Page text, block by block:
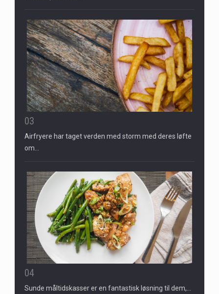
03
Airfryere har taget verden med storm med deres løfte
om…
04
Sunde måltidskasser er en fantastisk løsning til dem,…